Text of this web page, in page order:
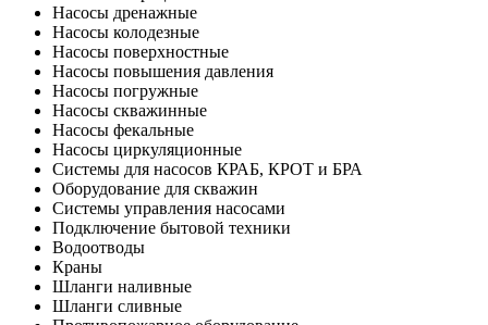
Насосы дренажные
Насосы колодезные
Насосы поверхностные
Насосы повышения давления
Насосы погружные
Насосы скважинные
Насосы фекальные
Насосы циркуляционные
Системы для насосов КРАБ, КРОТ и БРА
Оборудование для скважин
Системы управления насосами
Подключение бытовой техники
Водоотводы
Краны
Шланги наливные
Шланги сливные